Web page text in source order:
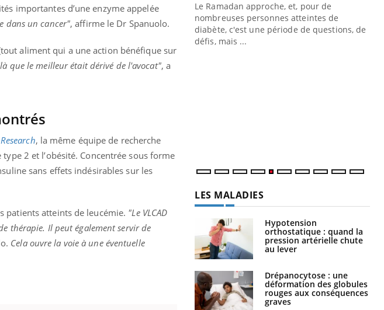
importantes d’une enzyme appelée
dans un cancer", affirme le Dr Spanuolo.
aliment qui a une action bénéfique sur
que le meilleur était dérivé de l'avocat", a
, la même équipe de recherche
2 et l’obésité. Concentrée sous forme
sans effets indésirables sur les
patients atteints de leucémie. "Le VLCAD
thérapie. Il peut également servir de
Cela ouvre la voie à une éventuelle
2
L'été arrive… et avec lui, un tout nouveau
rythme de vie ! Vacances, plage, piscine,
sont ...
Le Ramadan approche, et, pour de
nombreuses personnes atteintes de
diabète, c'est une période de questions, de
défis, mais ...
LES MALADIES
Hypotension
orthostatique : quand la
pression artérielle chute
au lever
Drépanocytose : une
déformation des globules
rouges aux conséquences
graves